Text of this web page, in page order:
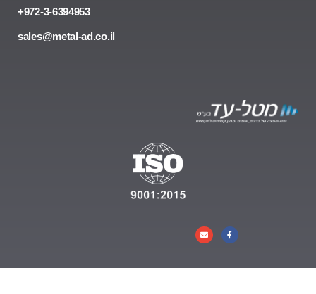
972-3-6394953+
sales@metal-ad.co.il